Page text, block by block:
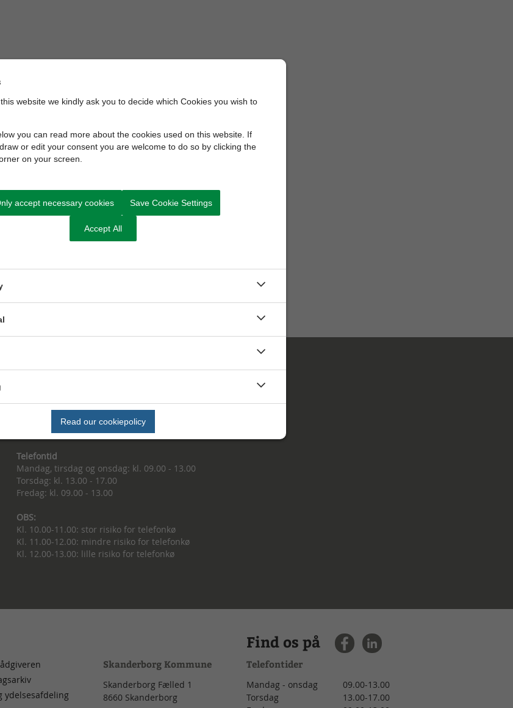
Kontakt Sundhed, Omsorg og Handicap
u kan også ringe til os
Tlf. 8794 7850
Telefontid
Mandag, tirsdag og onsdag: kl. 09.00 - 13.00
Torsdag: kl. 13.00 - 17.00
Fredag: kl. 09.00 - 13.00
OBS:
Kl. 10.00-11.00: stor risiko for telefonkø
Kl. 11.00-12.00: mindre risiko for telefonkø
Kl. 12.00-13.00: lille risiko for telefonkø
ydelsesafdeling
Skanderborg Kommune
Skanderborg Fælled 1
8660 Skanderborg
Find os på
Telefontider
Mandag - onsdag
09.00-13.00
Torsdag
13.00-17.00
website we kindly ask you to decide which Cookies you wish to
you can read more about the cookies used on this website. If
or edit your consent you are welcome to do so by clicking the
on your screen.
accept necessary cookies Save Cookie Settings
Accept All
Read our cookiepolicy